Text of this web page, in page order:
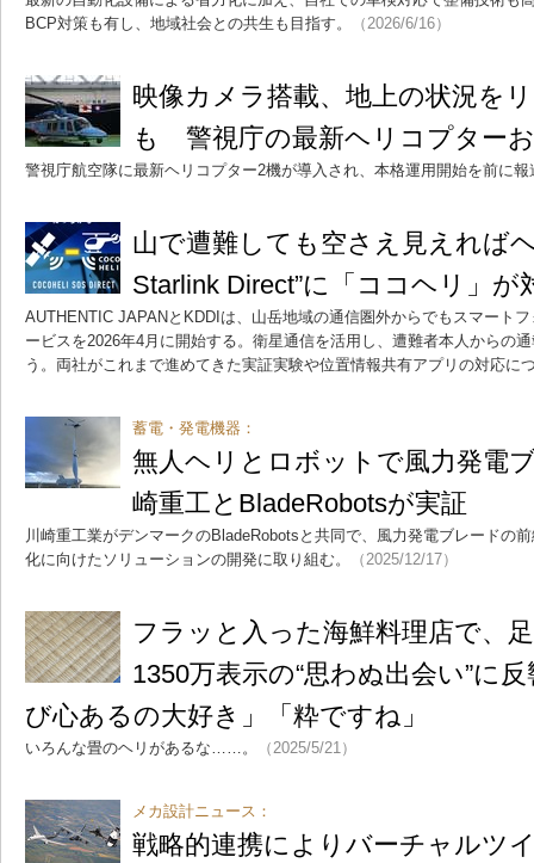
BCP対策も有し、地域社会との共生も目指す。
（2026/6/16）
映像カメラ搭載、地上の状況を
も 警視庁の最新ヘリコプター
警視庁航空隊に最新ヘリコプター2機が導入され、本格運用開始を前に
山で遭難しても空さえ見えれば
Starlink Direct”に「ココヘリ」が
AUTHENTIC JAPANとKDDIは、山岳地域の通信圏外からでもスマート
ービスを2026年4月に開始する。衛星通信を活用し、遭難者本人からの
う。両社がこれまで進めてきた実証実験や位置情報共有アプリの対応に
蓄電・発電機器：
無人ヘリとロボットで風力発電
崎重工とBladeRobotsが実証
川崎重工業がデンマークのBladeRobotsと共同で、風力発電ブレードの
化に向けたソリューションの開発に取り組む。
（2025/12/17）
フラッと入った海鮮料理店で
1350万表示の“思わぬ出会い”に
び心あるの大好き」「粋ですね」
いろんな畳のヘリがあるな……。 （2025/5/21）
メカ設計ニュース：
戦略的連携によりバーチャルツ